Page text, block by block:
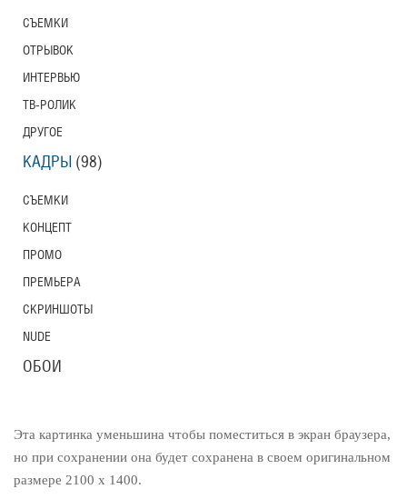
Эта картинка уменьшина чтобы поместиться в экран браузера,
но при сохранении она будет сохранена в своем оригинальном
размере 2100 x 1400.
СЪЕМКИ
ОТРЫВОК
ИНТЕРВЬЮ
ТВ-РОЛИК
ДРУГОЕ
КАДРЫ (98)
СЪЕМКИ
КОНЦЕПТ
ПРОМО
ПРЕМЬЕРА
СКРИНШОТЫ
NUDE
ОБОИ